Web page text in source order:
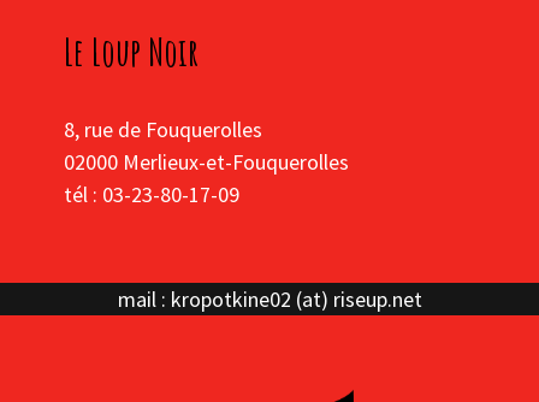
Le Loup Noir
8, rue de Fouquerolles
02000 Merlieux-et-Fouquerolles
tél : 03-23-80-17-09
mail : kropotkine02 (at) riseup.net